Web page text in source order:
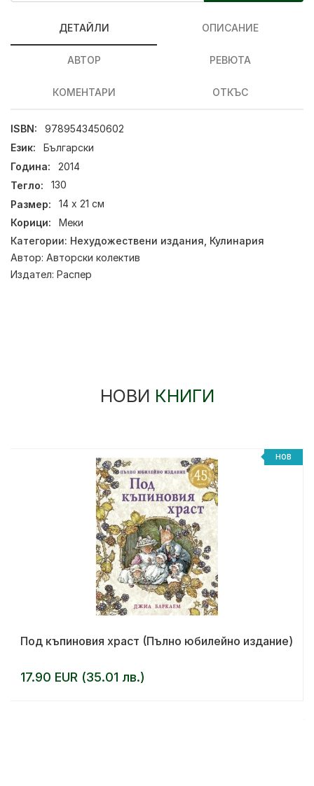
ДЕТАЙЛИ ОПИСАНИЕ
АВТОР РЕВЮТА
КОМЕНТАРИ ОТКЪС
ISBN:
9789543450602
Език:
Български
Година:
2014
Тегло:
130
Размер:
14 х 21 см
Корици:
Меки
Категории: Нехудожествени издания Кулинария
Автор: Авторски колектив
Издател: Распер
НОВИ КНИГИ
НОВ
Под къпиновия храст (Пълно юбилейно издание)
17.90 EUR (35.01 лв.)